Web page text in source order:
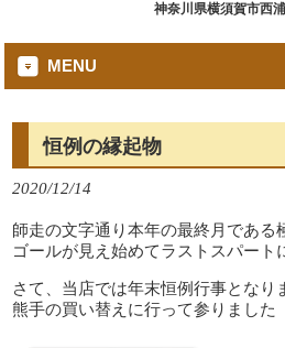
神奈川県横須賀市西
MENU
恒例の縁起物
2020/12/14
師走の文字通り本年の最終月である
ゴールが見え始めてラストスパート
さて、当店では年末恒例行事となり
熊手の買い替えに行って参りました